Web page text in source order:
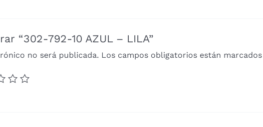
“302-792-10 AZUL – LILA”
no será publicada. Los campos obligatorios están